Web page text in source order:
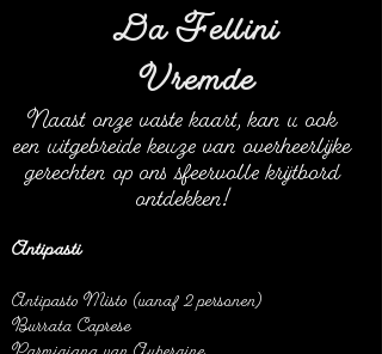
Da Fellini
Vremde
Naast onze vaste kaart, kan u ook
een uitgebreide keuze van overheerlijke
gerechten op ons sfeervolle krijtbord
ontdekken!
Antipasti
Antipasto Misto (vanaf 2 personen)
Burrata Caprese